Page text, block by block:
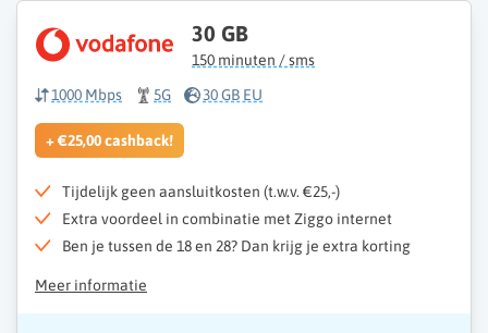
30 GB
150 minuten / sms
1000 Mbps
5G 30 GB EU
+ €25,00 cashback!
Tijdelijk geen aansluitkosten (t.w.v. €25,-)
Extra voordeel in combinatie met Ziggo internet
Ben je tussen de 18 en 28? Dan krijg je extra korting
Meer informatie